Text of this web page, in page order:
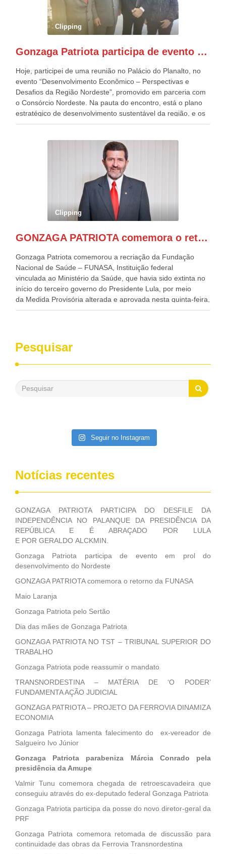
preparou espaços com cadeiras e coberturas, para 30.000
pessoas, só que o número de Patriotas Brasileiros
Independentes, dobrou na Esplanada. Eu, Lula e os
Patriota.
Clipping
Gonzaga Patriota participa de evento em prol do desenvolvimento do Nordeste
Hoje, participei de uma reunião no Palácio do Planalto, no
evento “Desenvolvimento Econômico – Perspectivas e
Desafios da Região Nordeste”, promovido em parceria com
o Consórcio Nordeste. Na pauta do encontro, está o plano
estratégico de desenvolvimento sustentável da região, e os
desafios para a elaboração de políticas públicas, que
evento contou com a presença do Vice-presidente Geraldo
Alckmin, que também ocupa o Ministério do
Desenvolvimento, Indústria, Comércio e Serviços, o ex
governador de Pernambuco, agora Presidente do Banco do
Nordeste, Paulo Câmara, o ex Deputado Federal, e
atualmente Superintendente da SUDENE, Danilo Cabral, da
Governadora de Pernambuco, Raquel Lyra, os ministros da
Casa Civil, Rui Costa, e da Integração e do Desenvolvimento
de todo Nordeste que também ajudam a fomentar o
Clipping
GONZAGA PATRIOTA comemora o retorno da FUNASA
Gonzaga Patriota comemorou a recriação da Fundação
Nacional de Saúde – FUNASA, Instituição federal
vinculada ao Ministério da Saúde, que havia sido extinta no
início do terceiro governo do Presidente Lula, por meio
da Medida Provisória alterada e aprovada nesta quinta-feira,
pelo Congresso Nacional. Gonzaga Patriota disse hoje em
desenvolvimento dos seus municípios e, somente o ano
passado, essa Fundação distribuiu mais de três bilhões de
reais, com suas maravilhosas ações, dentre alas, mais de
saneamento básico, em pequenas comunidades rurais.
Patriota disse ainda que, mesmo sem mandato,
Pesquisar
Seguir no Instagram
Notícias recentes
GONZAGA PATRIOTA PARTICIPA DO DESFILE DA
INDEPENDÊNCIA NO PALANQUE DA PRESIDÊNCIA DA
REPÚBLICA E É ABRAÇADO POR LULA
E POR GERALDO ALCKMIN.
Gonzaga Patriota participa de evento em prol do
desenvolvimento do Nordeste
GONZAGA PATRIOTA comemora o retorno da FUNASA
Maio Laranja
Gonzaga Patriota pelo Sertão
Dia das mães de Gonzaga Patriota
GONZAGA PATRIOTA NO TST – TRIBUNAL SUPERIOR DO
TRABALHO
Gonzaga Patriota pode reassumir o mandato
TRANSNORDESTINA – MATÉRIA DE ‘O PODER’
FUNDAMENTA AÇÃO JUDICIAL
GONZAGA PATRIOTA – PROJETO DA FERROVIA DINAMIZA
ECONOMIA
Gonzaga Patriota lamenta falecimento do ex-vereador de
Salgueiro Ivo Júnior
Gonzaga Patriota parabeniza Márcia Conrado pela
presidência da Amupe
Valmir Tunu comemora chegada de retroescavadeira que
conseguiu através do ex-deputado federal Gonzaga Patriota
Gonzaga Patriota participa da posse do novo diretor-geral da
PRF
Gonzaga Patriota comemora retomada de discussão para
continuidade das obras da Ferrovia Transnordestina